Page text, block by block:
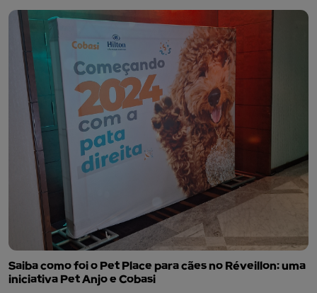
Saiba como foi o Pet Place para cães no Réveillon: uma
iniciativa Pet Anjo e Cobasi